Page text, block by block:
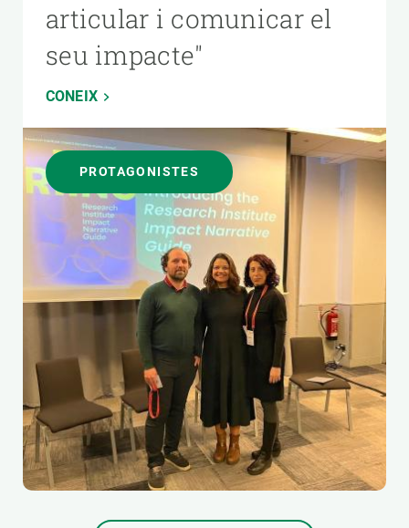
articular i comunicar el
seu impacte"
CONEIX
PROTAGONISTES